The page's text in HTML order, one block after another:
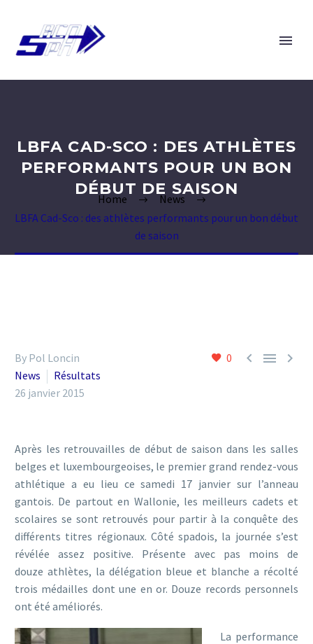
LBFA CAD-SCO : DES ATHLÈTES
PERFORMANTS POUR UN BON
DÉBUT DE SAISON
Home
News
LBFA Cad-Sco : des athlètes performants pour un bon début
de saison
0   
By Pol Loncin
News
Résultats
26 janvier 2015
Après les retrouvailles de début de saison dans les salles
belges et luxembourgeoises, le premier grand rendez-vous
athlétique a eu lieu ce samedi 17 janvier sur l’anneau
gantois. De partout en Wallonie, les meilleurs cadets et
scolaires se sont retrouvés pour partir à la conquête des
différents titres régionaux. Côté spadois, la journée s’est
révélée assez positive. Présente avec pas moins de
douze athlètes, la délégation bleue et blanche a récolté
trois médailles dont une en or. Douze records personnels
ont été améliorés.
La performance